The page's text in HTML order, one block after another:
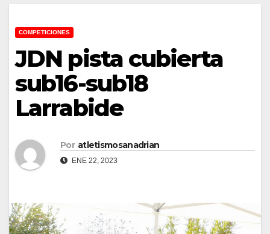
COMPETICIONES
JDN pista cubierta
sub16-sub18
Larrabide
Por atletismosanadrian
ENE 22, 2023